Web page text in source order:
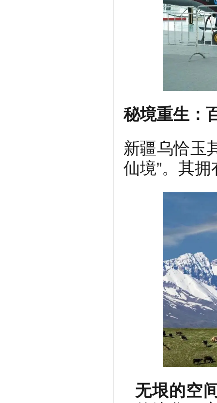
秘境重生：
新疆乌恰玉
仙境”。其拥
无垠的空